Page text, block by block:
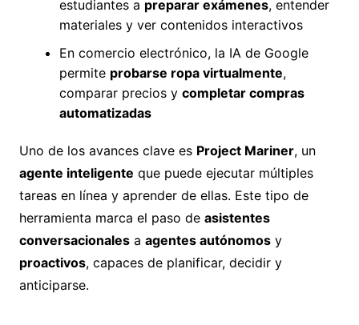
estudiantes a preparar exámenes, entender
materiales y ver contenidos interactivos
En comercio electrónico, la IA de Google
permite probarse ropa virtualmente,
comparar precios y completar compras
automatizadas
Uno de los avances clave es Project Mariner, un
agente inteligente que puede ejecutar múltiples
tareas en línea y aprender de ellas. Este tipo de
herramienta marca el paso de asistentes
conversacionalesa agentes autónomosy
proactivos, capaces de planificar, decidir y
anticiparse.